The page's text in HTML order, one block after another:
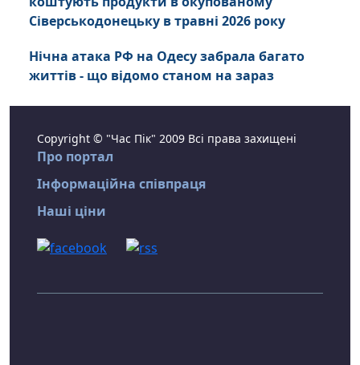
Сіверськодонецьку в травні 2026 року
Нічна атака РФ на Одесу забрала багато
життів - що відомо станом на зараз
Copyright © "Час Пік" 2009 Всі права захищені
Про портал
Інформаційна співпраця
Наші ціни